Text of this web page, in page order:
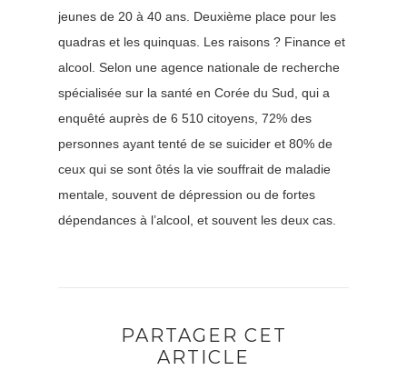
jeunes de 20 à 40 ans. Deuxième place pour les
quadras et les quinquas. Les raisons ? Finance et
alcool. Selon une agence nationale de recherche
spécialisée sur la santé en Corée du Sud, qui a
enquêté auprès de 6 510 citoyens, 72% des
personnes ayant tenté de se suicider et 80% de
ceux qui se sont ôtés la vie souffrait de maladie
mentale, souvent de dépression ou de fortes
dépendances à l’alcool, et souvent les deux cas.
PARTAGER CET
ARTICLE